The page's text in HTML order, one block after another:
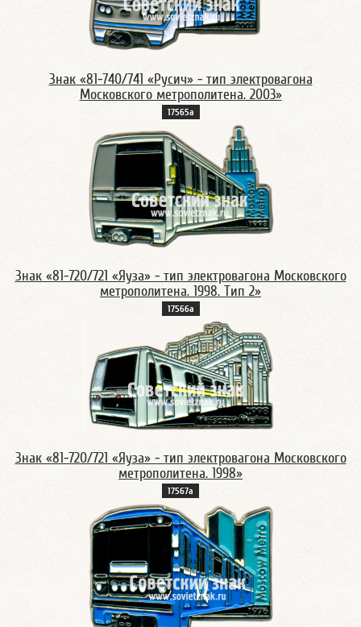
Знак «81-740/741 «Русич» - тип электровагона
Московского метрополитена. 2003»
17565а
Знак «81-720/721 «Яуза» - тип электровагона Московского
метрополитена. 1998. Тип 2»
17566а
Знак «81-720/721 «Яуза» - тип электровагона Московского
метрополитена. 1998»
17567а